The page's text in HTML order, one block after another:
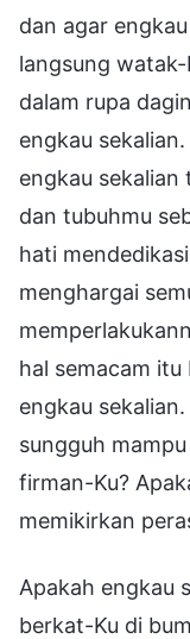
dan agar
langsung
dalam rupa
engkau
engkau
dan tubuhmu
hati
menghargai
hal semacam
engkau
sungguh
firman-Ku?
memikirkan
Apakah engkau
berkat-Ku di